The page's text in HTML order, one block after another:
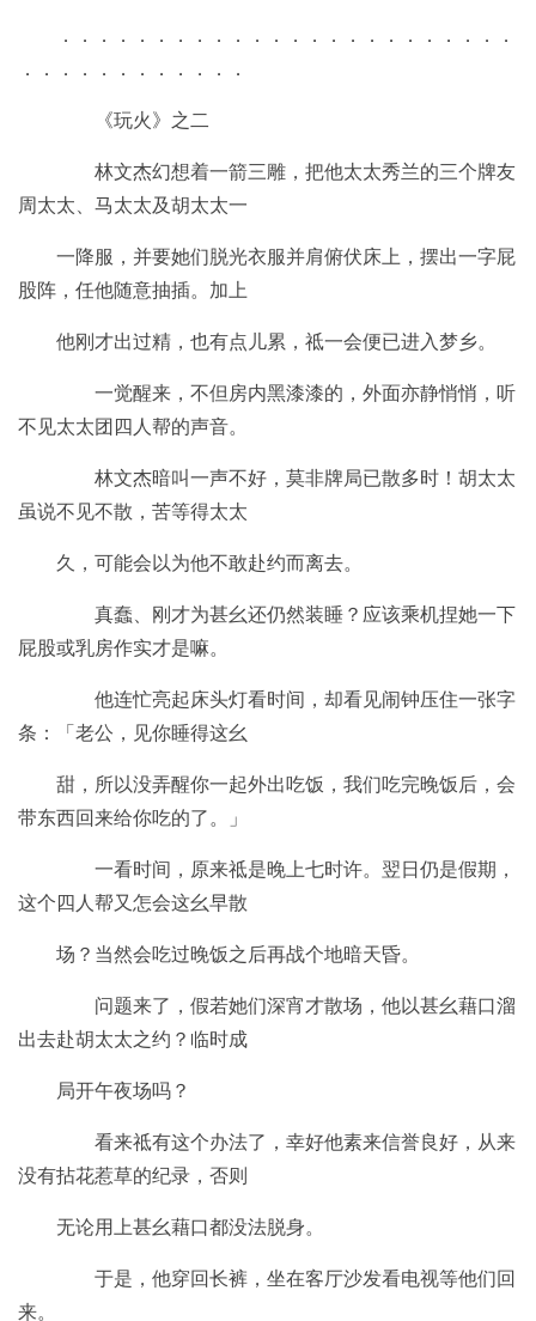
．．．．．．．．．．．．．．．．．．．．．．．．
．．．．．．．．．．．．
《玩火》之二
林文杰幻想着一箭三雕，把他太太秀兰的三个牌友
周太太、马太太及胡太太一
一降服，并要她们脱光衣服并肩俯伏床上，摆出一字屁
股阵，任他随意抽插。加上
他刚才出过精，也有点儿累，祗一会便已进入梦乡。
一觉醒来，不但房内黑漆漆的，外面亦静悄悄，听
不见太太团四人帮的声音。
林文杰暗叫一声不好，莫非牌局已散多时！胡太太
虽说不见不散，苦等得太太
久，可能会以为他不敢赴约而离去。
真蠢、刚才为甚幺还仍然装睡？应该乘机捏她一下
屁股或乳房作实才是嘛。
他连忙亮起床头灯看时间，却看见闹钟压住一张字
条：「老公，见你睡得这幺
甜，所以没弄醒你一起外出吃饭，我们吃完晚饭后，会
带东西回来给你吃的了。」
一看时间，原来祗是晚上七时许。翌日仍是假期，
这个四人帮又怎会这幺早散
场？当然会吃过晚饭之后再战个地暗天昏。
问题来了，假若她们深宵才散场，他以甚幺藉口溜
出去赴胡太太之约？临时成
局开午夜场吗？
看来祗有这个办法了，幸好他素来信誉良好，从来
没有拈花惹草的纪录，否则
无论用上甚幺藉口都没法脱身。
于是，他穿回长裤，坐在客厅沙发看电视等他们回
来。